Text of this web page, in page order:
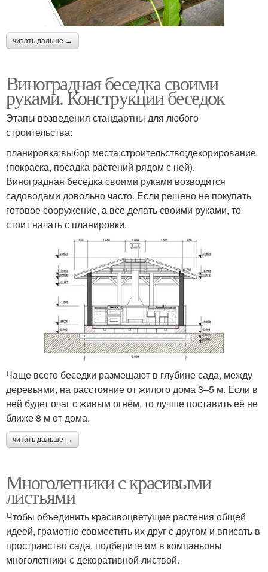
читать дальше →
Виноградная беседка своими
руками. Конструкции беседок
Этапы возведения стандартны для любого
строительства:
планировка;выбор места;строительство;декорирование
(покраска, посадка растений рядом с ней).
Виноградная беседка своими руками возводится
садоводами довольно часто. Если решено не покупать
готовое сооружение, а все делать своими руками, то
стоит начать с планировки.
Чаще всего беседки размещают в глубине сада, между
деревьями, на расстояние от жилого дома 3–5 м. Если в
ней будет очаг с живым огнём, то лучше поставить её не
ближе 8 м от дома.
читать дальше →
Многолетники с красивыми
листьями
Чтобы объединить красивоцветущие растения общей
идеей, грамотно совместить их друг с другом и вписать в
пространство сада, подберите им в компаньоны
многолетники с декоративной листвой.